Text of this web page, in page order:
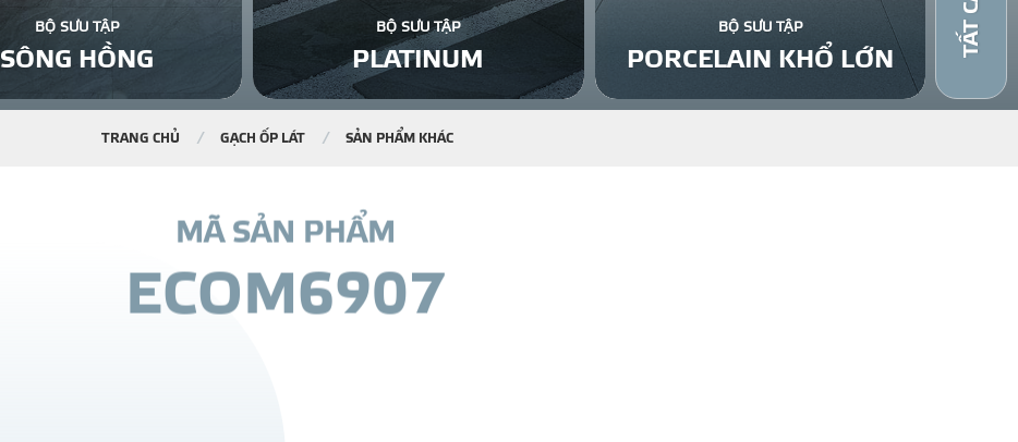
BỘ SƯU TẬP
SÔNG HỒNG
BỘ SƯU TẬP
PLATINUM
BỘ SƯU TẬP
PORCELAIN KHỔ LỚN
TẤT CẢ
TRANG CHỦ GẠCH ỐP LÁT SẢN PHẨM KHÁC
MÃ SẢN PHẨM
ECOM6907